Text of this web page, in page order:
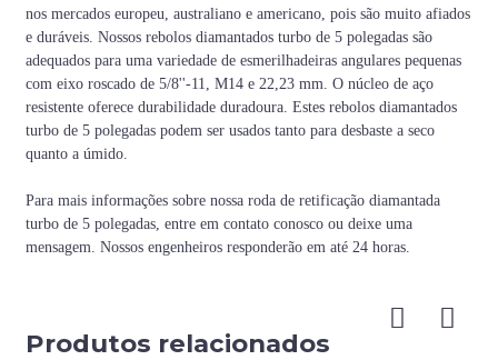
nos mercados europeu, australiano e americano, pois são muito afiados
e duráveis. Nossos rebolos diamantados turbo de 5 polegadas são
adequados para uma variedade de esmerilhadeiras angulares pequenas
com eixo roscado de 5/8''-11, M14 e 22,23 mm. O núcleo de aço
resistente oferece durabilidade duradoura. Estes rebolos diamantados
turbo de 5 polegadas podem ser usados ​​tanto para desbaste a seco
quanto a úmido.
Para mais informações sobre nossa roda de retificação diamantada
turbo de 5 polegadas, entre em contato conosco ou deixe uma
mensagem. Nossos engenheiros responderão em até 24 horas.
Código
de
títulos
Super
Muito
macio
Macio Médio Duro
Muito
Cor
Produtos relacionados